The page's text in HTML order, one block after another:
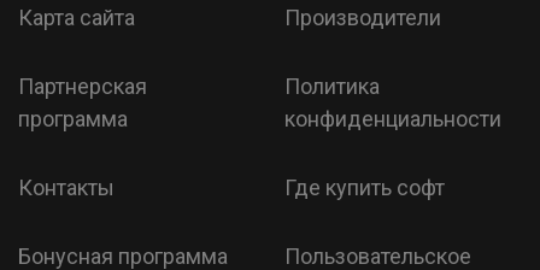
Карта сайта Производители
Партнерская
программа
Политика
конфиденциальности
Контакты Где купить софт
Бонусная программа
Пользовательское